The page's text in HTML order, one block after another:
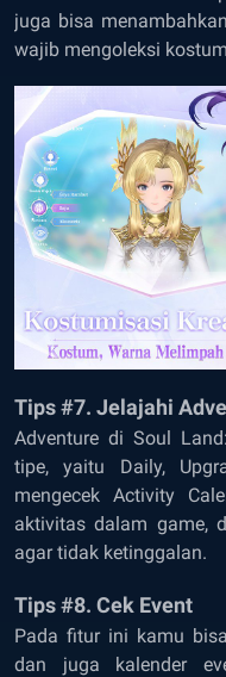
juga bisa
wajib mengoleksi
Tips #7. Jelajahi
Adventure di Soul
tipe, yaitu Daily,
mengecek Activity
aktivitas dalam game,
agar tidak ketinggalan.
Tips #8. Cek Event
Pada fitur ini kamu
dan juga kalender